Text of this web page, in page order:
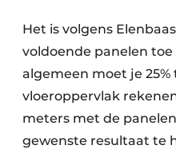
Het is volgens
voldoende panelen toe
algemeen moet je 25%
vloeroppervlak
meters met de
gewenste resultaat te